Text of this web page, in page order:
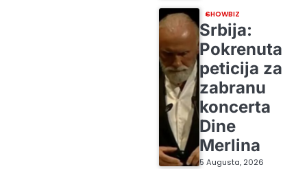
SHOWBIZ
Srbija:
Pokrenuta
peticija za
zabranu
koncerta
Dine
Merlina
5 Augusta, 2026